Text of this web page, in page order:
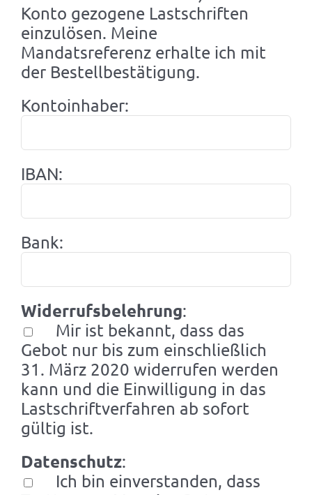
Konto gezogene Lastschriften
einzulösen. Meine
Mandatsreferenz erhalte ich mit
der Bestellbestätigung.
Kontoinhaber:
IBAN:
Bank:
Widerrufsbelehrung:
Mir ist bekannt, dass das
Gebot nur bis zum einschließlich
31. März 2020 widerrufen werden
kann und die Einwilligung in das
Lastschriftverfahren ab sofort
gültig ist.
Datenschutz:
Ich bin einverstanden, dass